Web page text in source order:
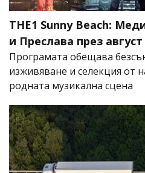
THE1 Sunny Beach:
и Преслава през август
Програмата обещава
изживяване и селекция от
родната музикална сцена